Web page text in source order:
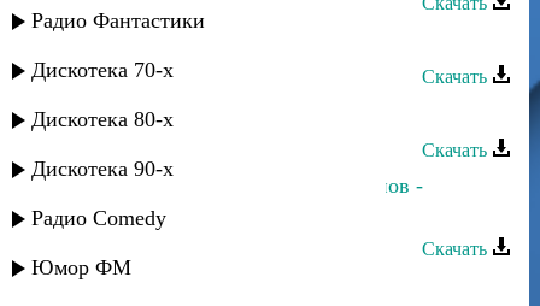
Радио Фантастики
Дискотека 70-х
Дискотека 80-х
Дискотека 90-х
Радио Comedy
Юмор ФМ
Аслан Идрисов - Память
Скачать
Хава Газахова - Яне забуду тебя
Скачать
Прямое попадание и Аслан Гусейнов -
Осенний дождь
Скачать
Ризван - Не забуду